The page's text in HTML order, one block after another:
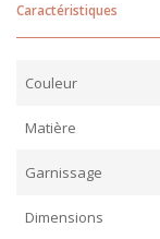
Caractéristiques
Couleur
Matière
Garnissage
Dimensions